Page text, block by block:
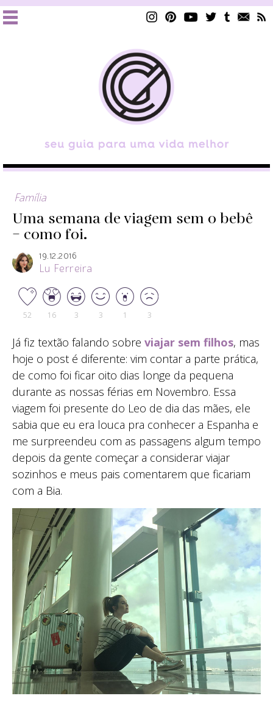
Família
Uma semana de viagem sem o bebê
– como foi.
19.12.2016
Lu Ferreira
52 16 3 3 1 3
Já fiz textão falando sobre viajar sem filhos, mas
hoje o post é diferente: vim contar a parte prática,
de como foi ficar oito dias longe da pequena
durante as nossas férias em Novembro. Essa
viagem foi presente do Leo de dia das mães, ele
sabia que eu era louca pra conhecer a Espanha e
me surpreendeu com as passagens algum tempo
depois da gente começar a considerar viajar
sozinhos e meus pais comentarem que ficariam
com a Bia.